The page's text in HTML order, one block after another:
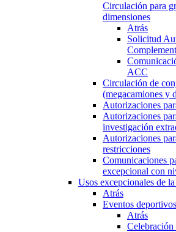
Circulación para
dimensiones
Atrás
Solicitud
ACC
Circulación de
(megacamiones y
Autorizaciones
Autorizaciones
investigación
Autorizaciones
restricciones
Comunicaciones
excepcional con
Usos excepcionales de
Atrás
Eventos deportivos
Atrás